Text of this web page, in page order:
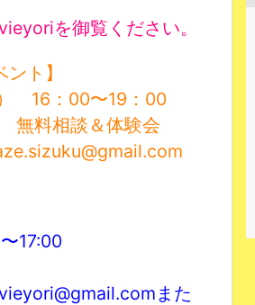
を御覧ください。
ト】
16：00〜19：00
無料相談＆体験会
17:00
また